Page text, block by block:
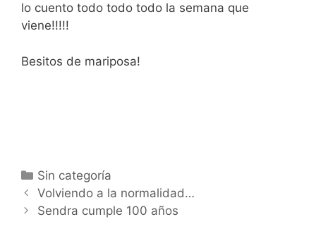
lo cuento todo todo todo la semana que
viene!!!!!
Besitos de mariposa!
Categorías
Sin categoría
Navegación
de
Volviendo a la normalidad…
Sendra cumple 100 años